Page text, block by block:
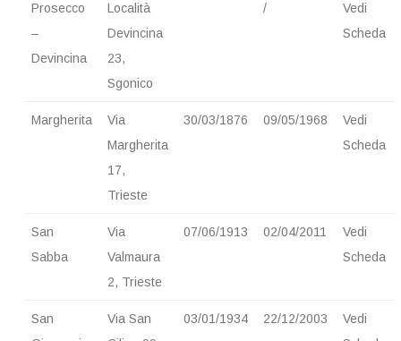
Prosecco
–
Devincina
Località
Devincina
23,
Sgonico
/
Vedi
Scheda
Margherita
Via
Margherita
17,
Trieste
30/03/1876 09/05/1968
Vedi
Scheda
San
Sabba
Via
Valmaura
2, Trieste
07/06/1913 02/04/2011
Vedi
Scheda
San
Via San
03/01/1934 22/12/2003
Vedi